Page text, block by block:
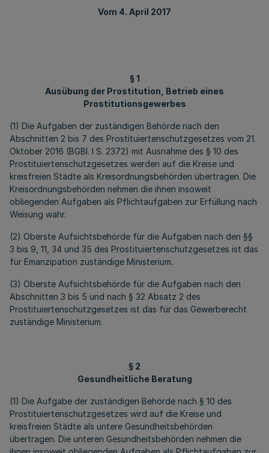
Vom 4. April 2017
§ 1
Ausübung der Prostitution, Betrieb eines
Prostitutionsgewerbes
(1) Die Aufgaben der zuständigen Behörde nach den
Abschnitten 2 bis 7 des Prostituiertenschutzgesetzes vom 21.
Oktober 2016 (BGBl. I S. 2372) mit Ausnahme des § 10 des
Prostituiertenschutzgesetzes werden auf die Kreise und
kreisfreien Städte als Kreisordnungsbehörden übertragen. Die
Kreisordnungsbehörden nehmen die ihnen insoweit
obliegenden Aufgaben als Pflichtaufgaben zur Erfüllung nach
Weisung wahr.
(2) Oberste Aufsichtsbehörde für die Aufgaben nach den §§
3 bis 9, 11, 34 und 35 des Prostituiertenschutzgesetzes ist das
für Emanzipation zuständige Ministerium.
(3) Oberste Aufsichtsbehörde für die Aufgaben nach den
Abschnitten 3 bis 5 und nach § 32 Absatz 2 des
Prostituiertenschutzgesetzes ist das für das Gewerberecht
zuständige Ministerium.
§ 2
Gesundheitliche Beratung
(1) Die Aufgabe der zuständigen Behörde nach § 10 des
Prostituiertenschutzgesetzes wird auf die Kreise und
kreisfreien Städte als untere Gesundheitsbehörden
übertragen. Die unteren Gesundheitsbehörden nehmen die